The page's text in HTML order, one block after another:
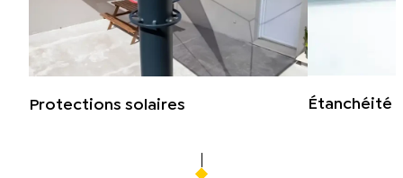
Protections solaires Étanchéité